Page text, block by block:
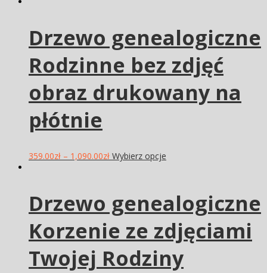
Drzewo genealogiczne
Rodzinne bez zdjęć
obraz drukowany na
płótnie
359.00zł – 1,090.00zł Wybierz opcje
Drzewo genealogiczne
Korzenie ze zdjęciami
Twojej Rodziny